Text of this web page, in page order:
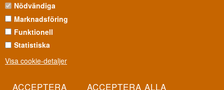
Nödvändiga
Marknadsföring
Funktionell
Statistiska
Visa cookie-detaljer